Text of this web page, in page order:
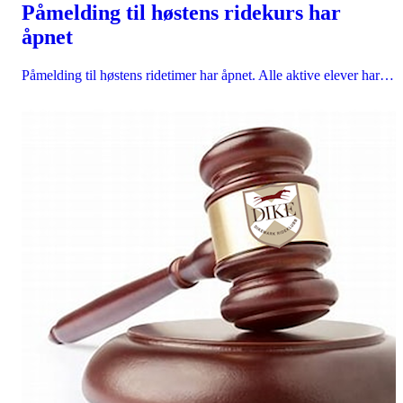
Påmelding til høstens ridekurs har
åpnet
Påmelding til høstens ridetimer har åpnet. Alle aktive elever har…